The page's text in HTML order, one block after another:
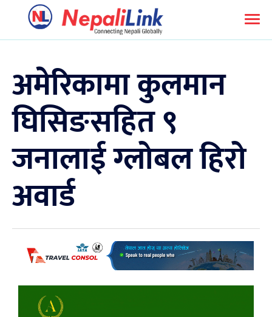
अमेरिकामा कुलमान
घिसिङसहित ९
जनालाई ग्लोबल हिरो
अवार्ड